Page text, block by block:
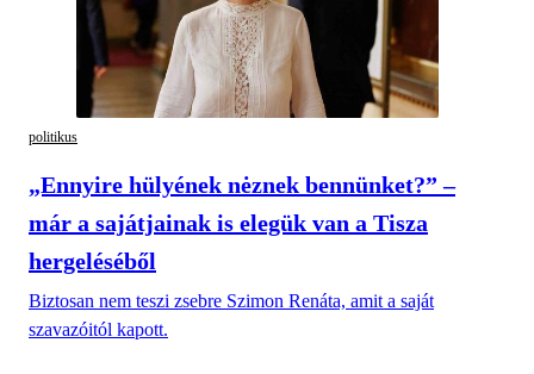
politikus
„Ennyire hülyének nėznek bennünket?” –
már a sajátjainak is elegük van a Tisza
hergeléséből
Biztosan nem teszi zsebre Szimon Renáta, amit a saját
szavazóitól kapott.